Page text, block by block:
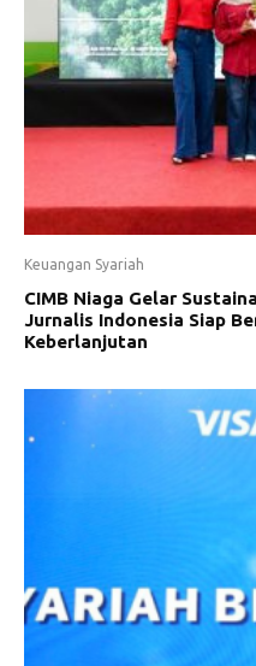
Keuangan Syariah
CIMB Niaga Gelar
Jurnalis Indonesia Siap
Keberlanjutan